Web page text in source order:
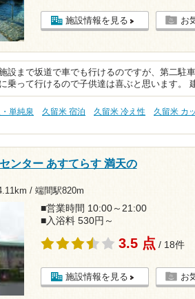
施設情報を見る お
設まで坂道で車でも行けるのですが、第二駐車
乗って行けるので子供達は喜ぶと思います。
単純泉 久留米 宿泊 久留米 冷え性 久留米 カ
ンター あすてらす 満天の
/ 端間駅820m
■営業時間 10:00～21:00
■入浴料 530円～
3.5 点 / 18件
施設情報を見る お